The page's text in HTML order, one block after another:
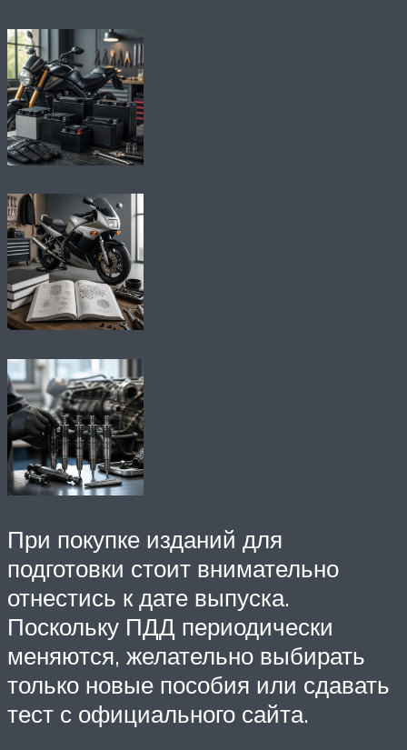
При покупке изданий для
подготовки стоит внимательно
отнестись к дате выпуска.
Поскольку ПДД периодически
меняются, желательно выбирать
только новые пособия или сдавать
тест с официального сайта.